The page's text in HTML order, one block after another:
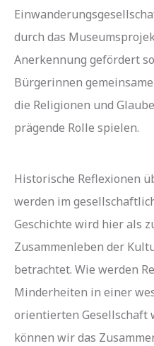
durch das
Anerkennung gefördert
Bürgerinnen
die Religionen und
prägende Rolle spielen.
Historische Reflexionen
werden im
Geschichte wird hier als
Zusammenleben der
betrachtet. Wie werden
Minderheiten in einer
orientierten Gesellschaft
können wir das